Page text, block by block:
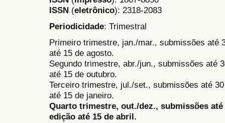
ISSN (eletrônico): 2318-2083
Periodicidade: Trimestral
Primeiro trimestre, jan./mar., submissões até
até 15 de agosto.
Segundo trimestre, abr./jun., submissões até
até 15 de outubro.
Terceiro trimestre, jul./set., submissões até
até 15 de janeiro.
Quarto trimestre, out./dez., submissões
edição até 15 de abril.